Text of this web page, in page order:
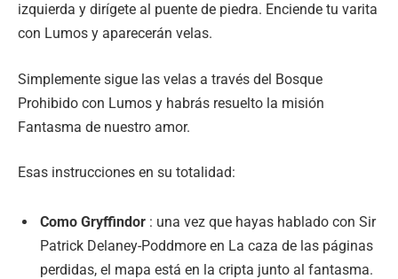
izquierda y dirígete al puente de piedra. Enciende tu varita
con Lumos y aparecerán velas.
Simplemente sigue las velas a través del Bosque
Prohibido con Lumos y habrás resuelto la misión
Fantasma de nuestro amor.
Esas instrucciones en su totalidad:
Como Gryffindor : una vez que hayas hablado con Sir
Patrick Delaney-Poddmore en La caza de las páginas
perdidas, el mapa está en la cripta junto al fantasma.